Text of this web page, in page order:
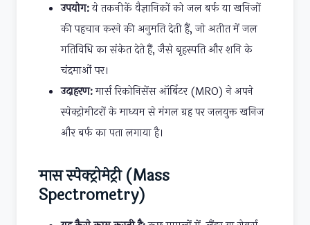
उपयोग:ये तकनीकें वैज्ञानिकों को जल बर्फ या खनिजों
की पहचान करने की अनुमति देती हैं, जो अतीत में जल
गतिविधि का संकेत देते हैं, जैसे बृहस्पति और शनि के
चंद्रमाओं पर।
उदाहरण:मार्स रिकोनिसेंस ऑर्बिटर (MRO) ने अपने
स्पेक्ट्रोमीटरों के माध्यम से मंगल ग्रह पर जलयुक्त खनिज
और बर्फ का पता लगाया है।
मास स्पेक्ट्रोमेट्री (Mass
Spectrometry)